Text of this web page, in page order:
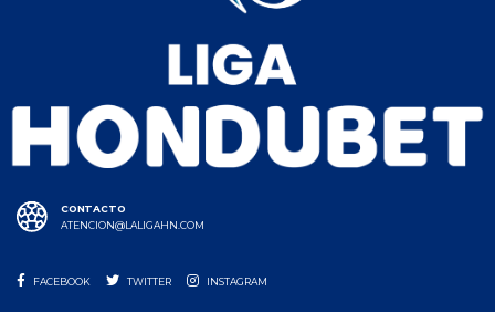
CONTACTO
ATENCION@LALIGAHN.COM
FACEBOOK TWITTER INSTAGRAM